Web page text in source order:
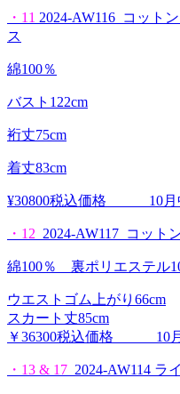
・11 2024-AW116 コット
ス
綿100％
バスト122cm
裄丈75cm
着丈83cm
¥30800税込価格 10月
・12 2024-AW117 コット
綿100％ 裏ポリエステル
ウエストゴム上がり66cm
スカート丈85cm
￥36300税込価格 10月
・13 & 17 2024-AW114 ラ